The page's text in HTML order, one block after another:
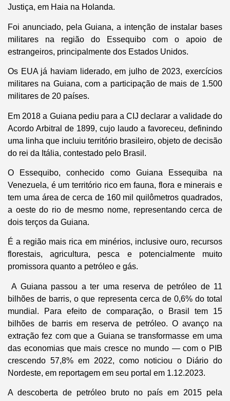
Justiça, em Haia na Holanda.
Foi anunciado, pela Guiana, a intenção de instalar bases
militares na região do Essequibo com o apoio de
estrangeiros, principalmente dos Estados Unidos.
Os EUA já haviam liderado, em julho de 2023, exercícios
militares na Guiana, com a participação de mais de 1.500
militares de 20 países.
Em 2018 a Guiana pediu para a CIJ declarar a validade do
Acordo Arbitral de 1899, cujo laudo a favoreceu, definindo
uma linha que incluiu território brasileiro, objeto de decisão
do rei da Itália, contestado pelo Brasil.
O Essequibo, conhecido como Guiana Essequiba na
Venezuela, é um território rico em fauna, flora e minerais e
tem uma área de cerca de 160 mil quilômetros quadrados,
a oeste do rio de mesmo nome, representando cerca de
dois terços da Guiana.
É a região mais rica em minérios, inclusive ouro, recursos
florestais, agricultura, pesca e potencialmente muito
promissora quanto a petróleo e gás.
A Guiana passou a ter uma reserva de petróleo de 11
bilhões de barris, o que representa cerca de 0,6% do total
mundial. Para efeito de comparação, o Brasil tem 15
bilhões de barris em reserva de petróleo. O avanço na
extração fez com que a Guiana se transformasse em uma
das economias que mais cresce no mundo — com o PIB
crescendo 57,8% em 2022, como noticiou o Diário do
Nordeste, em reportagem em seu portal em 1.12.2023.
A descoberta de petróleo bruto no país em 2015 pela